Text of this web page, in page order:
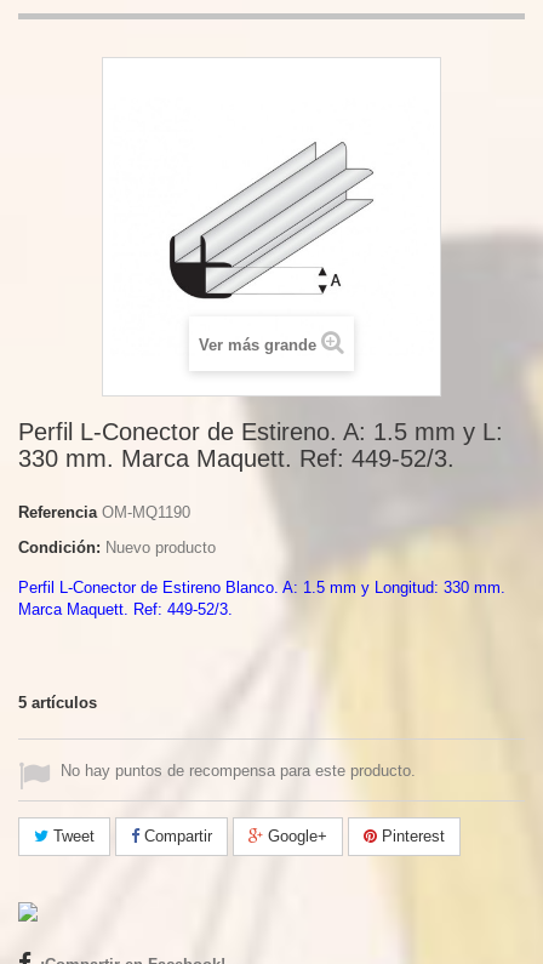
Ver más grande
Perfil L-Conector de Estireno. A: 1.5 mm y L:
330 mm. Marca Maquett. Ref: 449-52/3.
Referencia OM-MQ1190
Condición: Nuevo producto
Perfil L-Conector de Estireno Blanco. A: 1.5 mm y Longitud: 330 mm.
Marca Maquett. Ref: 449-52/3.
5 artículos
No hay puntos de recompensa para este producto.
Tweet Compartir Google+ Pinterest